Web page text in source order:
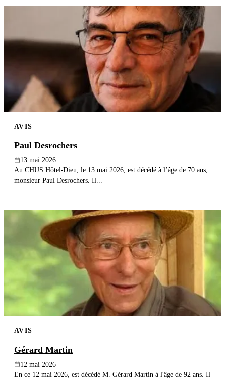
AVIS
Paul Desrochers
13 mai 2026
Au CHUS Hôtel-Dieu, le 13 mai 2026, est décédé à l’âge de 70 ans,
monsieur Paul Desrochers. Il...
AVIS
Gérard Martin
12 mai 2026
En ce 12 mai 2026, est décédé M. Gérard Martin à l'âge de 92 ans. Il